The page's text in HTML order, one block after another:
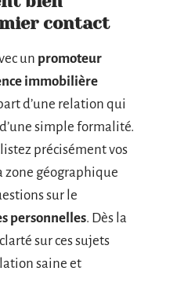
contact
un promoteur
immobilière
d’une relation qui
simple formalité.
précisément vos
zone géographique
sur le
personnelles. Dès la
sur ces sujets
saine et